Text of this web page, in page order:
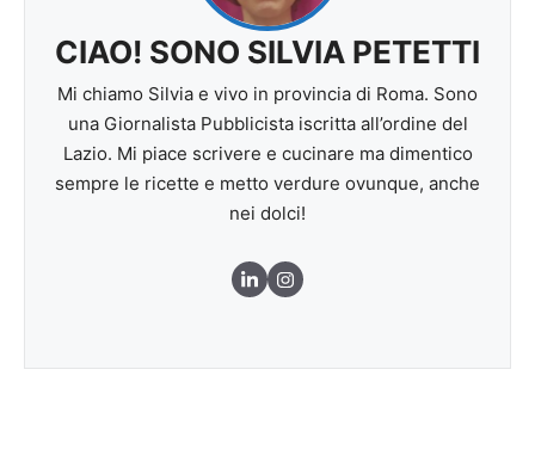
CIAO! SONO SILVIA PETETTI
Mi chiamo Silvia e vivo in provincia di Roma. Sono
una Giornalista Pubblicista iscritta all’ordine del
Lazio. Mi piace scrivere e cucinare ma dimentico
sempre le ricette e metto verdure ovunque, anche
nei dolci!